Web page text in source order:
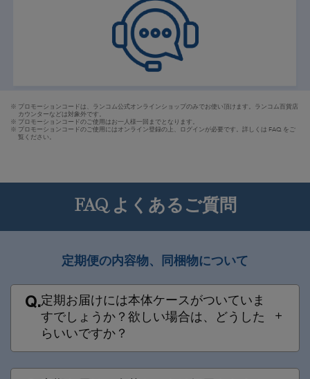
※ プロモーションコードは、ランコム公式オンラインショップのみでお使い頂けます。ランコム百貨店
カウンターなどは対象外です。
※ プロモーションコードのご使用はお一人様一回までとなります。
※ プロモーションコードのご使用にはオンライン登録の上、ログインが必要です。詳しくは FAQ をご
覧ください。
FAQ よくあるご質問
定期便の内容物、同梱物について​
Q.定期お届けには本体ケースがついていま
すでしょうか？欲しい場合は、どうした
らいいですか？​